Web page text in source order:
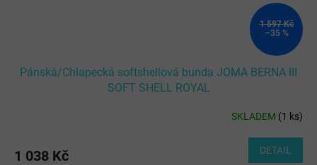
1 597 Kč
–35 %
Pánská/Chlapecká softshellová bunda JOMA BERNA III
SOFT SHELL ROYAL
SKLADEM (1 ks)
1 038 Kč DETAIL